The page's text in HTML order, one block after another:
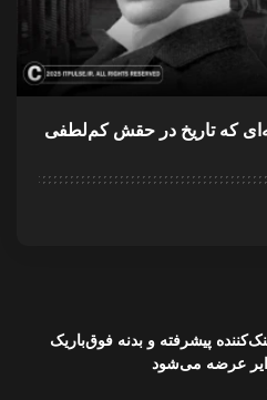
که تاریخ در حقش کم‌لطفی
۲۰ با خنک‌کننده پیشرفته و بدنه فوق‌باریک
ایر عرضه می‌شود